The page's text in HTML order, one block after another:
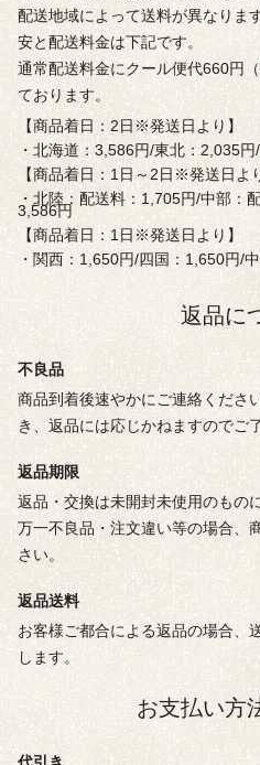
配送地域によって送料が異なりま
安と配送料金は下記です。
通常配送料金にクール便代660円
ております。
【商品着日：2日※発送日より】
・北海道：3,586円/東北：2,035
【商品着日：1日～2日※発送日よ
・北陸：配送料：1,705円/中部：
3,586円
【商品着日：1日※発送日より】
・関西：1,650円/四国：1,650円/
返品に
不良品
商品到着後速やかにご連絡くださ
き、返品には応じかねますのでご
返品期限
返品・交換は未開封未使用のもの
万一不良品・注文違い等の場合、
さい。
返品送料
お客様ご都合による返品の場合、
します。
お支払い方
代引き